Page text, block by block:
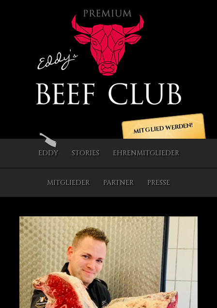
MITGLIED WERDEN!
EDDY STORIES EHRENMITGLIEDER
MITGLIEDER PARTNER PRESSE